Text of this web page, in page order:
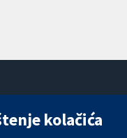
11-13 Cavendish
kolačića